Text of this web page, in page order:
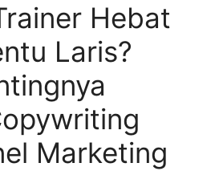
Hebat
Laris?
Marketing